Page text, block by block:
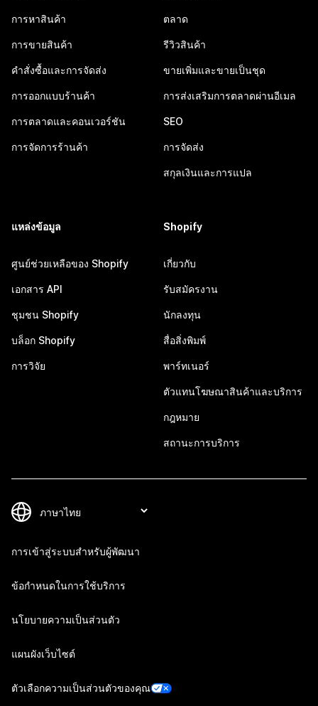
การหาสินค้า
การขายสินค้า
คำสั่งซื้อและการจัดส่ง
การออกแบบร้านค้า
การตลาดและคอนเวอร์ชัน
การจัดการร้านค้า
ตลาด
รีวิวสินค้า
ขายเพิ่มและขายเป็นชุด
การส่งเสริมการตลาดผ่านอีเมล
SEO
การจัดส่ง
สกุลเงินและการแปล
แหล่งข้อมูล
ศูนย์ช่วยเหลือของ Shopify
เอกสาร API
ชุมชน Shopify
บล็อก Shopify
การวิจัย
Shopify
เกี่ยวกับ
รับสมัครงาน
นักลงทุน
สื่อสิ่งพิมพ์
พาร์ทเนอร์
ตัวแทนโฆษณาสินค้าและบริการ
กฎหมาย
สถานะการบริการ
การเข้าสู่ระบบสำหรับผู้พัฒนา
ข้อกำหนดในการใช้บริการ
นโยบายความเป็นส่วนตัว
แผนผังเว็บไซต์
ตัวเลือกความเป็นส่วนตัวของคุณ